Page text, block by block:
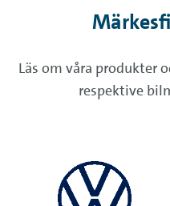
Läs om våra produkter
respektive